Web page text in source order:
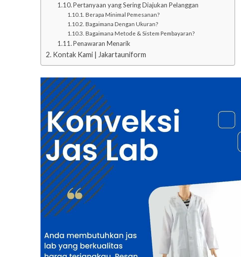
Pertanyaan yang Sering Diajukan Pelanggan
Berapa Minimal Pemesanan?
Bagaimana Dengan Ukuran?
Bagaimana Metode & Sistem Pembayaran?
Penawaran Menarik
Kontak Kami | Jakartauniform